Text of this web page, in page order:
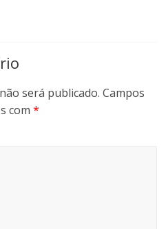
será publicado. Campos
com*